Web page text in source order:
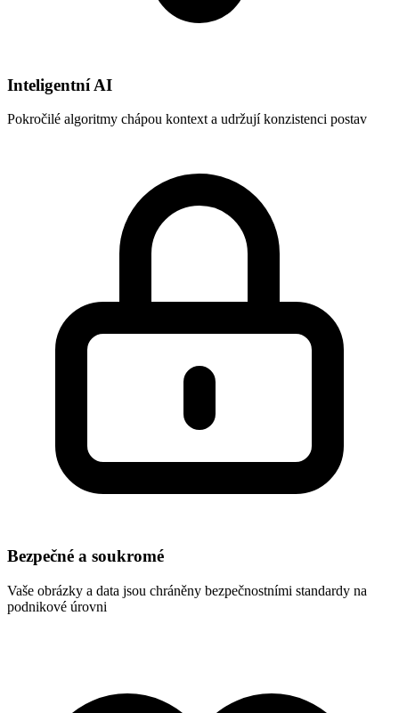
Inteligentní AI
Pokročilé algoritmy chápou kontext a udržují konzistenci postav
Bezpečné a soukromé
Vaše obrázky a data jsou chráněny bezpečnostními standardy na
podnikové úrovni